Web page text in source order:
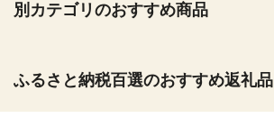
別カテゴリのおすすめ商品
ふるさと納税百選のおすすめ返礼品